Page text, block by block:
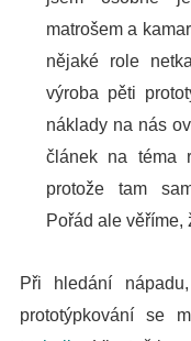
matrošem a
nějaké role
výroba pěti
náklady na nás
článek na téma
protože tam
Pořád ale věříme,
Při hledání
prototýpkování se